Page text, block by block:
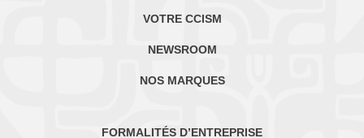
VOTRE CCISM
NEWSROOM
NOS MARQUES
FORMALITÉS D’ENTREPRISE